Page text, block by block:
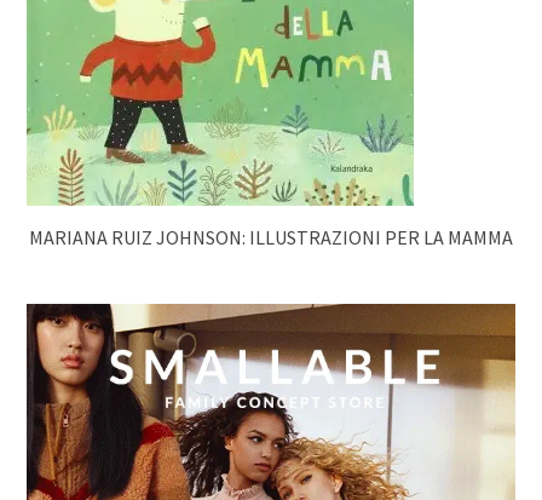
MARIANA RUIZ JOHNSON: ILLUSTRAZIONI PER LA MAMMA